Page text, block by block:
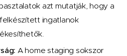
azt mutatják, hogy a
ingatlanok
A home staging sokszor